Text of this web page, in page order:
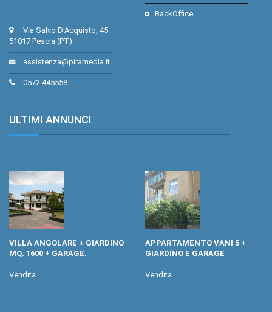
Via Salvo D'Acquisto, 45
51017 Pescia (PT)
assistenza@piramedia.it
0572 445558
BackOffice
ULTIMI ANNUNCI.
VILLA ANGOLARE + GIARDINO
MQ. 1600 + GARAGE.
Vendita
APPARTAMENTO VANI 5 +
GIARDINO E GARAGE
Vendita